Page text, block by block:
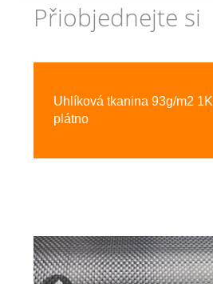
Přiobjednejte si
Uhlíková tkanina 93g/m2 1K
plátno